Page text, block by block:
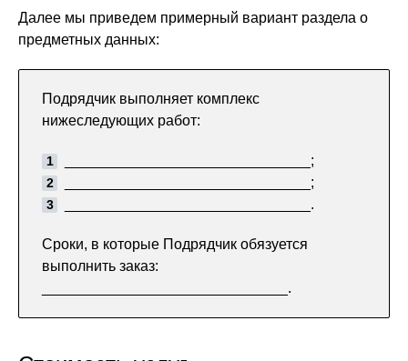
Далее мы приведем примерный вариант раздела о
предметных данных:
Подрядчик выполняет комплекс
нижеследующих работ:
______________________________;
______________________________;
______________________________.
Сроки, в которые Подрядчик обязуется
выполнить заказ:
______________________________.